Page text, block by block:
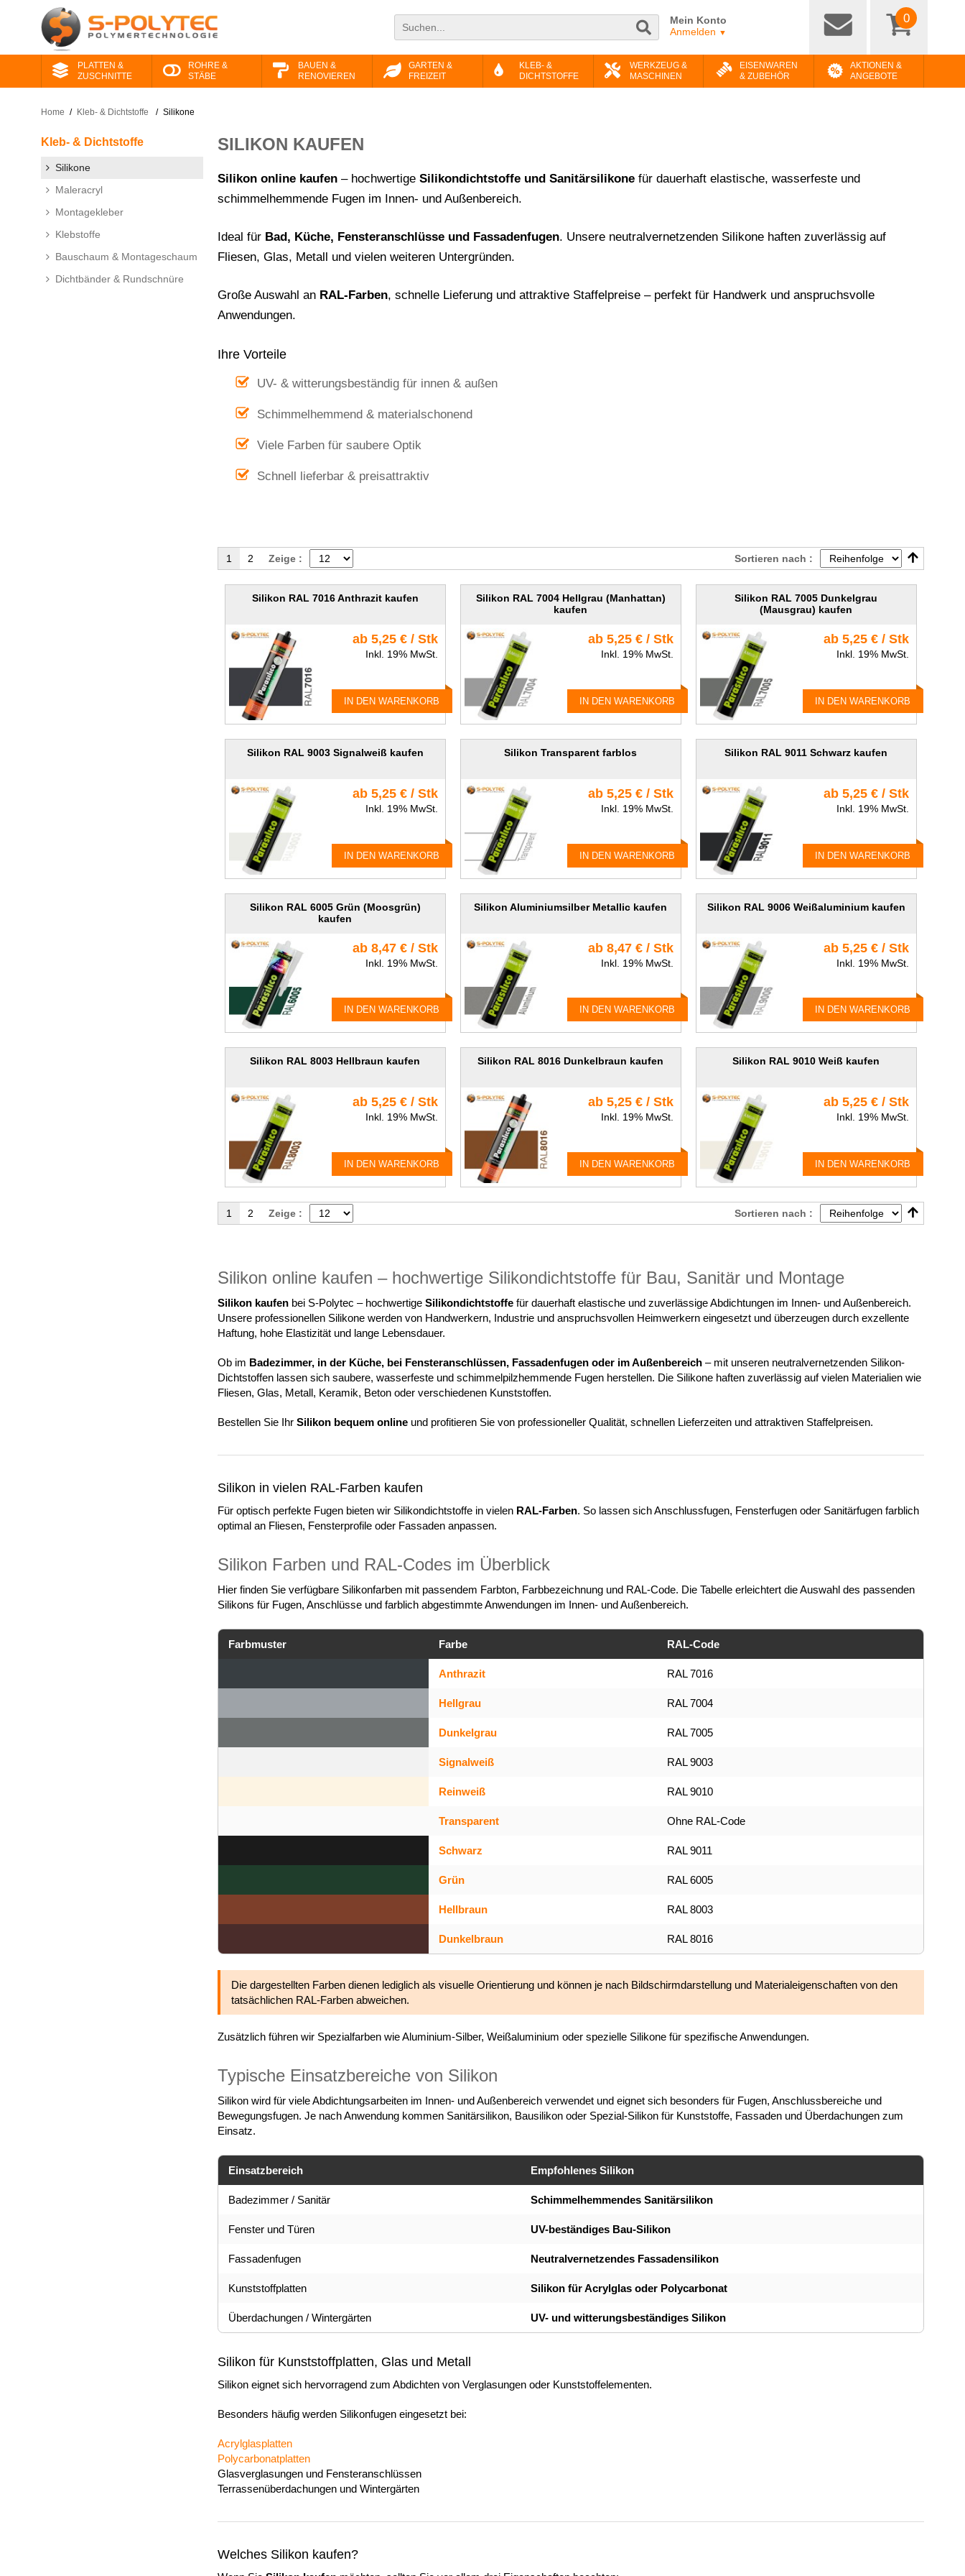
Mein Konto
Anmelden ▼
0
PLATTEN &
ZUSCHNITTE
ROHRE &
STÄBE
BAUEN &
RENOVIEREN
GARTEN &
FREIZEIT
KLEB- &
DICHTSTOFFE
WERKZEUG &
MASCHINEN
EISENWAREN
& ZUBEHÖR
AKTIONEN &
ANGEBOTE
Home / Kleb- & Dichtstoffe / Silikone
Kleb- & Dichtstoffe
Silikone
Maleracryl
Montagekleber
Klebstoffe
Bauschaum & Montageschaum
Dichtbänder & Rundschnüre
SILIKON KAUFEN
Silikon online kaufen – hochwertige Silikondichtstoffe und Sanitärsilikone für dauerhaft elastische, wasserfeste und
schimmelhemmende Fugen im Innen- und Außenbereich.
Ideal für Bad, Küche, Fensteranschlüsse und Fassadenfugen. Unsere neutralvernetzenden Silikone haften zuverlässig auf
Fliesen, Glas, Metall und vielen weiteren Untergründen.
Große Auswahl an RAL-Farben, schnelle Lieferung und attraktive Staffelpreise – perfekt für Handwerk und anspruchsvolle
Anwendungen.
Ihre Vorteile
UV- & witterungsbeständig für innen & außen
Schimmelhemmend & materialschonend
Viele Farben für saubere Optik
Schnell lieferbar & preisattraktiv
Zeige :
1 2 Sortieren nach :
Silikon RAL 7016 Anthrazit kaufen
ab 5,25 € / Stk
Inkl. 19% MwSt.
IN DEN WARENKORB
Silikon RAL 7004 Hellgrau (Manhattan)
kaufen
ab 5,25 € / Stk
Inkl. 19% MwSt.
IN DEN WARENKORB
Silikon RAL 7005 Dunkelgrau
(Mausgrau) kaufen
ab 5,25 € / Stk
Inkl. 19% MwSt.
IN DEN WARENKORB
Silikon RAL 9003 Signalweiß kaufen
ab 5,25 € / Stk
Inkl. 19% MwSt.
IN DEN WARENKORB
Silikon Transparent farblos
ab 5,25 € / Stk
Inkl. 19% MwSt.
IN DEN WARENKORB
Silikon RAL 9011 Schwarz kaufen
ab 5,25 € / Stk
Inkl. 19% MwSt.
IN DEN WARENKORB
Silikon RAL 6005 Grün (Moosgrün)
kaufen
ab 8,47 € / Stk
Inkl. 19% MwSt.
IN DEN WARENKORB
Silikon Aluminiumsilber Metallic kaufen
ab 8,47 € / Stk
Inkl. 19% MwSt.
IN DEN WARENKORB
Silikon RAL 9006 Weißaluminium kaufen
ab 5,25 € / Stk
Inkl. 19% MwSt.
IN DEN WARENKORB
Silikon RAL 8003 Hellbraun kaufen
ab 5,25 € / Stk
Inkl. 19% MwSt.
IN DEN WARENKORB
Silikon RAL 8016 Dunkelbraun kaufen
ab 5,25 € / Stk
Inkl. 19% MwSt.
IN DEN WARENKORB
Silikon RAL 9010 Weiß kaufen
ab 5,25 € / Stk
Inkl. 19% MwSt.
IN DEN WARENKORB
Zeige :
1 2 Sortieren nach :
Silikon online kaufen – hochwertige Silikondichtstoffe für Bau, Sanitär und Montage
Silikon kaufen bei S-Polytec – hochwertige Silikondichtstoffe für dauerhaft elastische und zuverlässige Abdichtungen im Innen- und Außenbereich.
Unsere professionellen Silikone werden von Handwerkern, Industrie und anspruchsvollen Heimwerkern eingesetzt und überzeugen durch exzellente
Haftung, hohe Elastizität und lange Lebensdauer.
Ob im Badezimmer, in der Küche, bei Fensteranschlüssen, Fassadenfugen oder im Außenbereich – mit unseren neutralvernetzenden Silikon-
Dichtstoffen lassen sich saubere, wasserfeste und schimmelpilzhemmende Fugen herstellen. Die Silikone haften zuverlässig auf vielen Materialien wie
Fliesen, Glas, Metall, Keramik, Beton oder verschiedenen Kunststoffen.
Bestellen Sie Ihr Silikon bequem online und profitieren Sie von professioneller Qualität, schnellen Lieferzeiten und attraktiven Staffelpreisen.
Silikon in vielen RAL-Farben kaufen
Für optisch perfekte Fugen bieten wir Silikondichtstoffe in vielen RAL-Farben. So lassen sich Anschlussfugen, Fensterfugen oder Sanitärfugen farblich
optimal an Fliesen, Fensterprofile oder Fassaden anpassen.
Silikon Farben und RAL-Codes im Überblick
Hier finden Sie verfügbare Silikonfarben mit passendem Farbton, Farbbezeichnung und RAL-Code. Die Tabelle erleichtert die Auswahl des passenden
Silikons für Fugen, Anschlüsse und farblich abgestimmte Anwendungen im Innen- und Außenbereich.
Farbmuster Farbe RAL-Code
Anthrazit RAL 7016
Hellgrau RAL 7004
Dunkelgrau RAL 7005
Signalweiß RAL 9003
Reinweiß RAL 9010
Transparent Ohne RAL-Code
Schwarz RAL 9011
Grün RAL 6005
Hellbraun RAL 8003
Dunkelbraun RAL 8016
Die dargestellten Farben dienen lediglich als visuelle Orientierung und können je nach Bildschirmdarstellung und Materialeigenschaften von den
tatsächlichen RAL-Farben abweichen.
Zusätzlich führen wir Spezialfarben wie Aluminium-Silber, Weißaluminium oder spezielle Silikone für spezifische Anwendungen.
Typische Einsatzbereiche von Silikon
Silikon wird für viele Abdichtungsarbeiten im Innen- und Außenbereich verwendet und eignet sich besonders für Fugen, Anschlussbereiche und
Bewegungsfugen. Je nach Anwendung kommen Sanitärsilikon, Bausilikon oder Spezial-Silikon für Kunststoffe, Fassaden und Überdachungen zum
Einsatz.
Einsatzbereich Empfohlenes Silikon
Badezimmer / Sanitär Schimmelhemmendes Sanitärsilikon
Fenster und Türen UV-beständiges Bau-Silikon
Fassadenfugen Neutralvernetzendes Fassadensilikon
Kunststoffplatten Silikon für Acrylglas oder Polycarbonat
Überdachungen / Wintergärten UV- und witterungsbeständiges Silikon
Silikon für Kunststoffplatten, Glas und Metall
Silikon eignet sich hervorragend zum Abdichten von Verglasungen oder Kunststoffelementen.
Besonders häufig werden Silikonfugen eingesetzt bei:
Acrylglasplatten
Polycarbonatplatten
Glasverglasungen und Fensteranschlüssen
Terrassenüberdachungen und Wintergärten
Welches Silikon kaufen?